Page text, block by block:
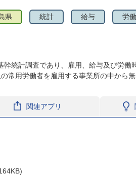
県 統計 給与 労
統計調査であり、雇用、給与及び労
常用労働者を雇用する事業所の中から
関連アプリ